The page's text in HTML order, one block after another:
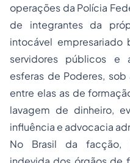
operações da Polícia
de integrantes da
intocável empresariado
servidores públicos e
esferas de Poderes, sob
entre elas as de
lavagem de dinheiro,
influência e advocacia
No Brasil da facção,